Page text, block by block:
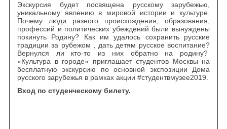
Экскурсия будет посвящена русскому зарубежью,
уникальному явлению в мировой истории и культуре.
Почему люди разного происхождения, образования,
профессий и политических убеждений были вынуждены
покинуть Родину? Как им удалось сохранить русские
традиции за рубежом , дать детям русское воспитание?
Вернулся ли кто-то из них обратно на родину?
«Культура в городе» приглашает студентов Москвы на
бесплатную экскурсию по основной экспозиции Дома
русского зарубежья в рамках акции #студентвмузее2019.
Вход по студенческому билету.